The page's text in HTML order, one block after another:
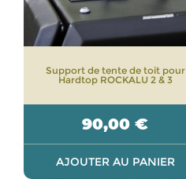
Support de tente de toit pour
Hardtop ROCKALU 2 & 3
90,00 €
AJOUTER AU PANIER